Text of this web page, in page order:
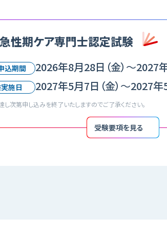
急性期ケア専門士認定試験
込期間 2026年8月28日（金） 〜2027
施日 2027年5月7日（金） 〜2027年
次第申し込みを終了いたしますのでご了承ください。
受験要項を見る